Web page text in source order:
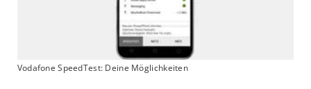
Vodafone SpeedTest: Deine Möglichkeiten